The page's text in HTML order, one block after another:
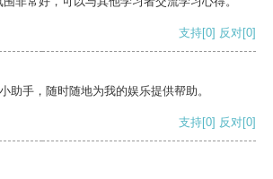
支持[0] 反对[0]
助手，随时随地为我的娱乐提供帮助。
支持[0] 反对[0]